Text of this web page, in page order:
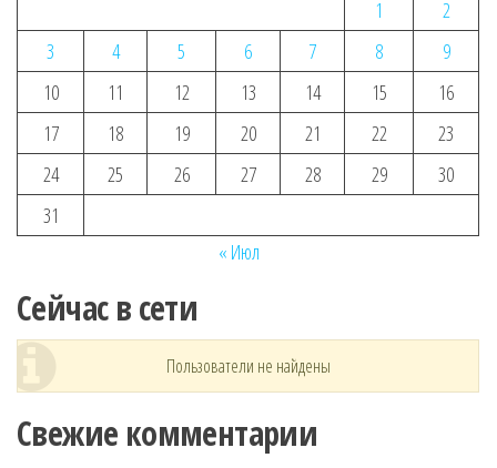
1
2
3
4 5 6 7 8
9
10
11 12 13 14 15
16
17
18 19 20 21 22
23
24
25 26 27 28 29
30
31
« Июл
Сейчас в сети
Пользователи не найдены
Свежие комментарии